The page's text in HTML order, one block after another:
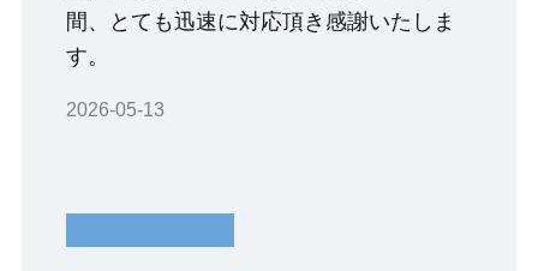
間、とても迅速に対応頂き感謝いたしま
す。
2026-05-13